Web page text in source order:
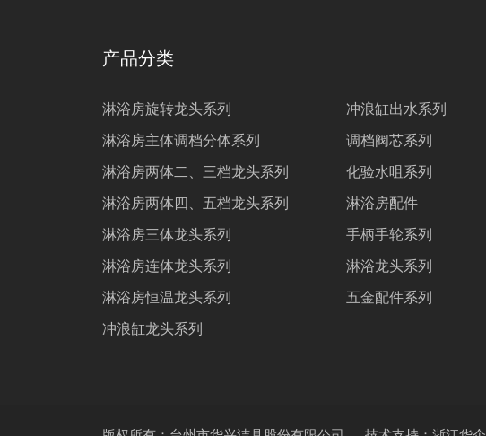
产品分类
淋浴房旋转龙头系列
冲浪缸出水系列
淋浴房主体调档分体系列
调档阀芯系列
淋浴房两体二、三档龙头系列
化验水咀系列
淋浴房两体四、五档龙头系列
淋浴房配件
淋浴房三体龙头系列
手柄手轮系列
淋浴房连体龙头系列
淋浴龙头系列
淋浴房恒温龙头系列
五金配件系列
冲浪缸龙头系列